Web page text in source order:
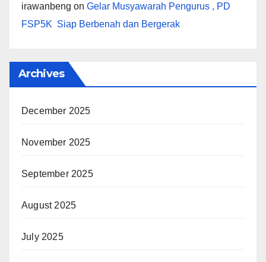
irawanbeng on Gelar Musyawarah Pengurus , PD
FSP5K Siap Berbenah dan Bergerak
Archives
December 2025
November 2025
September 2025
August 2025
July 2025